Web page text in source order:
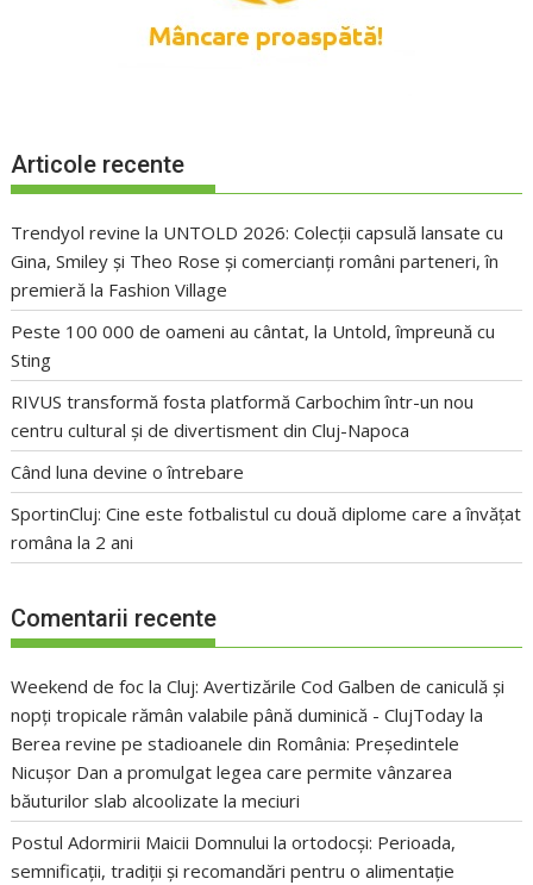
Articole recente
Trendyol revine la UNTOLD 2026: Colecții capsulă lansate cu
Gina, Smiley și Theo Rose și comercianți români parteneri, în
premieră la Fashion Village
Peste 100 000 de oameni au cântat, la Untold, împreună cu
Sting
RIVUS transformă fosta platformă Carbochim într-un nou
centru cultural și de divertisment din Cluj-Napoca
Când luna devine o întrebare
SportinCluj: Cine este fotbalistul cu două diplome care a învățat
româna la 2 ani
Comentarii recente
Weekend de foc la Cluj: Avertizările Cod Galben de caniculă și
nopți tropicale rămân valabile până duminică - ClujToday la
Berea revine pe stadioanele din România: Președintele
Nicușor Dan a promulgat legea care permite vânzarea
băuturilor slab alcoolizate la meciuri
Postul Adormirii Maicii Domnului la ortodocși: Perioada,
semnificații, tradiții și recomandări pentru o alimentație